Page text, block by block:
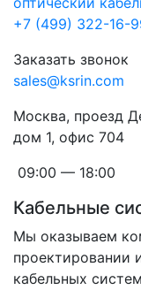
+7 (499) 322-16-
Заказать звонок
sales@ksrin.com
Москва, проезд
дом 1, офис 704
09:00 — 18:00
Кабельные
Мы оказываем
проектировании
кабельных